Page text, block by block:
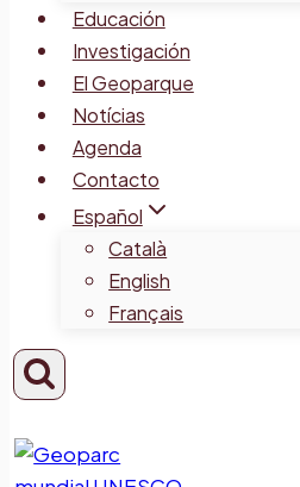
Educación
Investigación
El Geoparque
Notícias
Agenda
Contacto
Español
Català
English
Français